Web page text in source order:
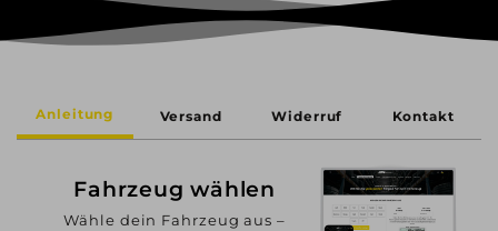
Anleitung Versand Widerruf Kontakt
Fahrzeug wählen
Wähle dein Fahrzeug aus –